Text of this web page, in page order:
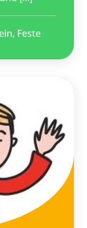
, Feste